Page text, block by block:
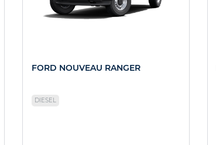
FORD NOUVEAU RANGER
DIESEL